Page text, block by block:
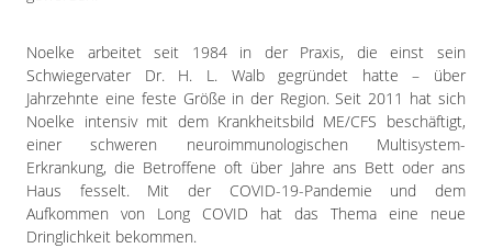
Noelke arbeitet seit 1984 in der Praxis, die einst sein
Schwiegervater Dr. H. L. Walb gegründet hatte – über
Jahrzehnte eine feste Größe in der Region. Seit 2011 hat sich
Noelke intensiv mit dem Krankheitsbild ME/CFS beschäftigt,
einer schweren neuroimmunologischen Multisystem-
Erkrankung, die Betroffene oft über Jahre ans Bett oder ans
Haus fesselt. Mit der COVID-19-Pandemie und dem
Aufkommen von Long COVID hat das Thema eine neue
Dringlichkeit bekommen.